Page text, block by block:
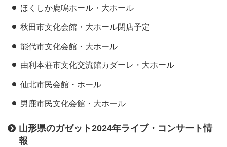
ほくしか鹿鳴ホール・大ホール
秋田市文化会館・大ホール閉店予定
能代市文化会館・大ホール
由利本荘市文化交流館カダーレ・大ホール
仙北市民会館・ホール
男鹿市民文化会館・大ホール
山形県のガゼット2024年ライブ・コンサート情
報